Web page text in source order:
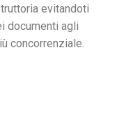
evitandoti
documenti agli
concorrenziale.